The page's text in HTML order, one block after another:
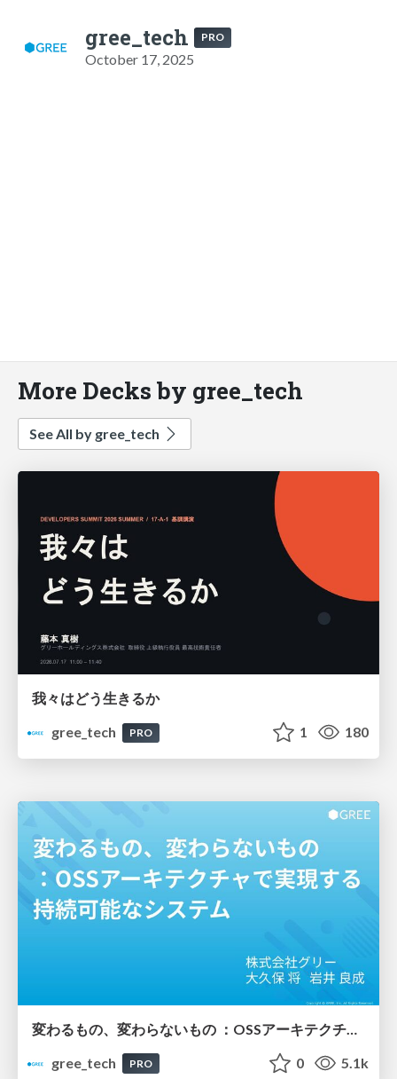
gree_tech PRO
October 17, 2025
More Decks by gree_tech
See All by gree_tech
我々はどう生きるか
gree_tech
PRO 1 180
gree_tech
PRO 0 5.1k